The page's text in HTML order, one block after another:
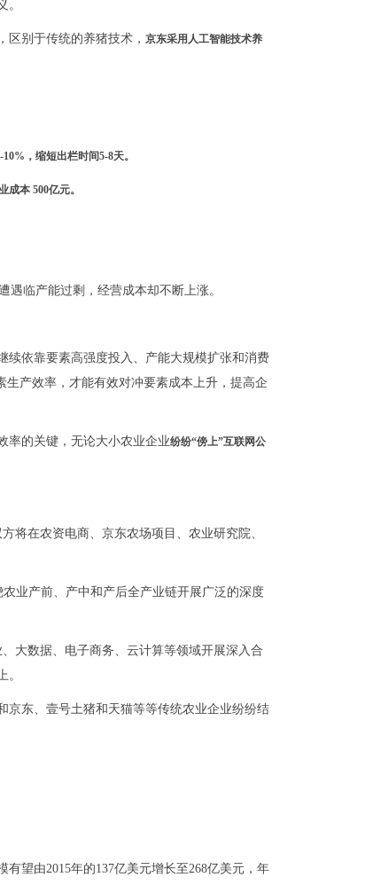
。
区别于传统的养猪技术， 京东采用人工智能技术养
，缩短出栏时间5-8天。
本 500亿元。
遇临产能过剩，经营成本却不断上涨。
续依靠要素高强度投入、产能大规模扩张和消费
产效率，才能有效对冲要素成本上升，提高企
率的关键，无论大小农业企业纷纷“傍上”互联网公
将在农资电商、京东农场项目、农业研究院、
农业产前、产中和产后全产业链开展广泛的深度
、大数据、电子商务、云计算等领域开展深入合
。
京东、壹号土猪和天猫等等传统农业企业纷纷结
望由2015年的137亿美元增长至268亿美元，年